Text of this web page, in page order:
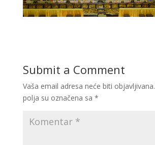
Submit a Comment
Vaša email adresa neće biti objavljivana.
polja su označena sa *